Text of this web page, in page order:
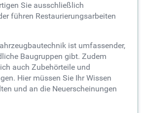
Sie ausschließlich
führen Restaurierungsarbeiten
ist umfassender,
Baugruppen gibt. Zudem
auch Zubehörteile und
Hier müssen Sie Ihr Wissen
und an die Neuerscheinungen